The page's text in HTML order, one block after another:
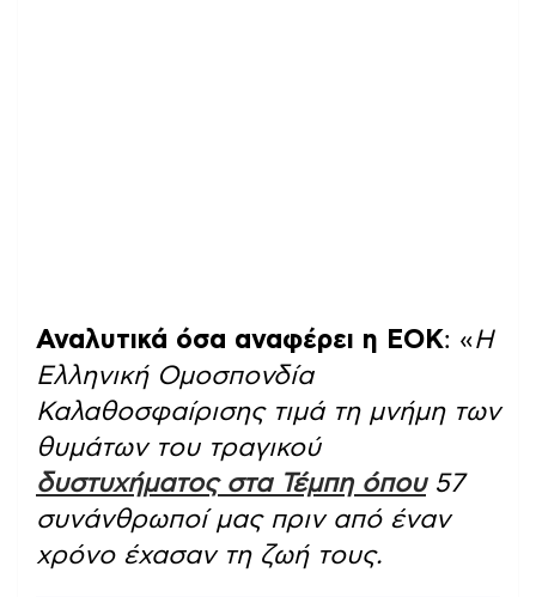
Αναλυτικά όσα αναφέρει η ΕΟΚ: «Η
Ελληνική Ομοσπονδία
Καλαθοσφαίρισης τιμά τη μνήμη των
θυμάτων του τραγικού
δυστυχήματος στα Τέμπη όπου57
συνάνθρωποί μας πριν από έναν
χρόνο έχασαν τη ζωή τους.